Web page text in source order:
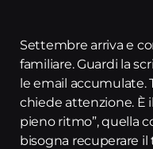
Settembre arriva e
familiare. Guardi la
le email
chiede attenzione. È
pieno ritmo”, quella
bisogna recuperare